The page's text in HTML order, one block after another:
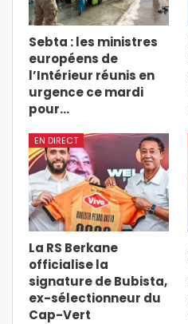
Sebta : les ministres
européens de
l’Intérieur réunis en
urgence ce mardi
pour…
EN DIRECT
La RS Berkane
officialise la
signature de Bubista,
ex-sélectionneur du
Cap-Vert